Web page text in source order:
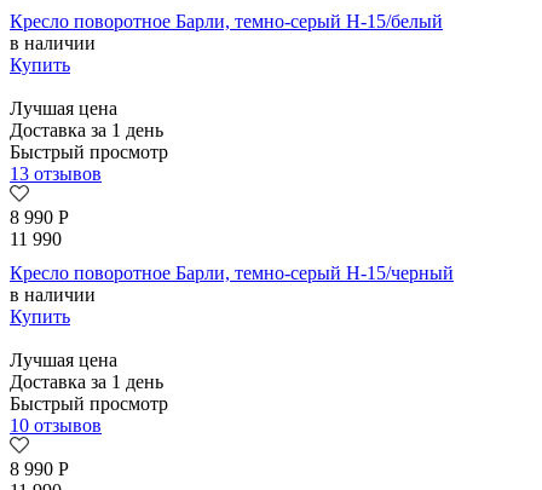
Кресло поворотное Барли, темно-серый H-15/белый
в наличии
Купить
Лучшая цена
Доставка за 1 день
Быстрый просмотр
13 отзывов
8 990 Р
11 990
Кресло поворотное Барли, темно-серый H-15/черный
в наличии
Купить
Лучшая цена
Доставка за 1 день
Быстрый просмотр
10 отзывов
8 990 Р